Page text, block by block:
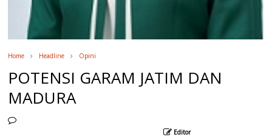
Home Headline Opini
POTENSI GARAM JATIM DAN
MADURA
Editor